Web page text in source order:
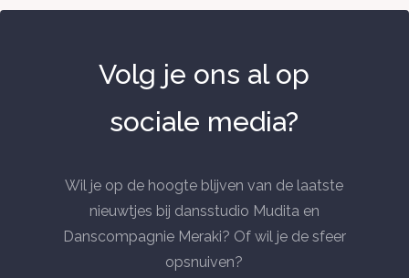
Volg je ons al op
sociale media?
Wil je op de hoogte blijven van de laatste
nieuwtjes bij dansstudio Mudita en
Danscompagnie Meraki? Of wil je de sfeer
opsnuiven?